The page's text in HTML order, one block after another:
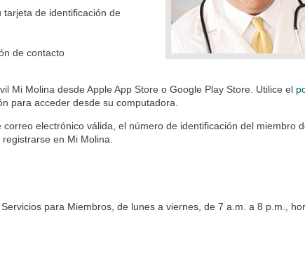
tarjeta de identificación de
de contacto
Mi Molina desde Apple App Store o Google Play Store. Utilice el
para acceder desde su computadora.
correo electrónico válida, el número de identificación del miembro
en Mi Molina.
para Miembros, de lunes a viernes, de 7 a.m. a 8 p.m.,